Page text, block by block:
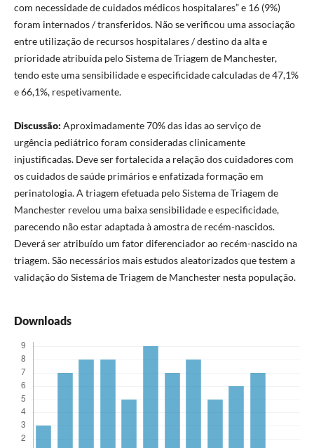
com necessidade de cuidados médicos hospitalares” e 16 (9%)
foram internados / transferidos. Não se verificou uma associação
entre utilização de recursos hospitalares / destino da alta e
prioridade atribuída pelo Sistema de Triagem de Manchester,
tendo este uma sensibilidade e especificidade calculadas de 47,1%
e 66,1%, respetivamente.
Discussão: Aproximadamente 70% das idas ao serviço de
urgência pediátrico foram consideradas clinicamente
injustificadas. Deve ser fortalecida a relação dos cuidadores com
os cuidados de saúde primários e enfatizada formação em
perinatologia. A triagem efetuada pelo Sistema de Triagem de
Manchester revelou uma baixa sensibilidade e especificidade,
parecendo não estar adaptada à amostra de recém-nascidos.
Deverá ser atribuído um fator diferenciador ao recém-nascido na
triagem. São necessários mais estudos aleatorizados que testem a
validação do Sistema de Triagem de Manchester nesta população.
Downloads